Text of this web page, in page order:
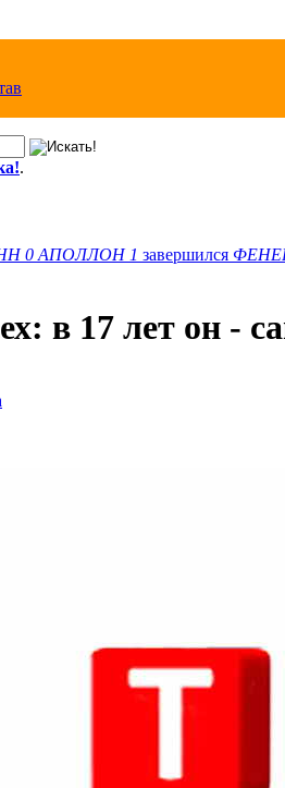
.
0 АПОЛЛОН 1 завершился
в 17 лет он -